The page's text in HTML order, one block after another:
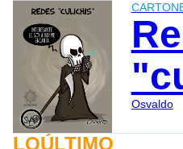
Osvaldo
LOÚLTIMO